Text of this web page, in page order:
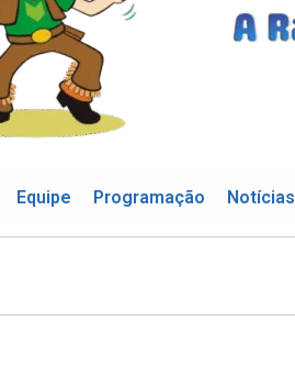
Equipe Programação Notícias